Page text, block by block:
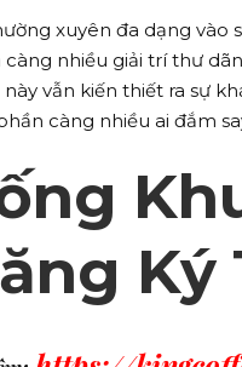
xuyên đa dạng
nhiều giải trí thư
vẫn kiến thiết ra sự
càng nhiều ai đắm
Ký